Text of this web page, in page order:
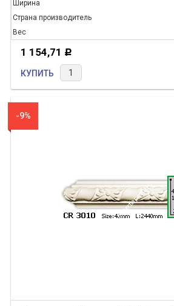
Ширина
Страна производитель
Вес
1 154,71 Р
КУПИТЬ
-9%